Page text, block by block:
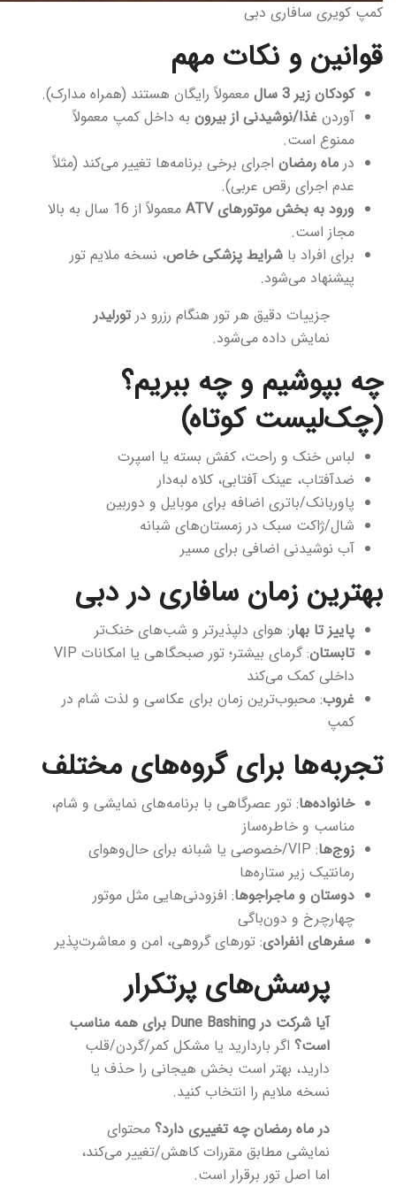
کمپ کویری سافاری دبی
قوانین و نکات مهم
کودکان زیر 3 سال
معمولاً رایگان هستند (همراه مدارک).
آوردن غذا/نوشیدنی از بیرون به داخل کمپ معمولاً
ممنوع است.
در ماه رمضان اجرای برخی برنامه‌ها تغییر می‌کند (مثلاً
عدم اجرای رقص عربی).
ورود به بخش موتورهای ATV
معمولاً از 16 سال به بالا
مجاز است.
برای افراد با شرایط پزشکی خاص، نسخه ملایم تور
پیشنهاد می‌شود.
جزییات دقیق هر تور هنگام رزرو در تورلیدر
نمایش داده می‌شود.
چه بپوشیم و چه ببریم؟
(چک‌لیست کوتاه)
لباس خنک و راحت، کفش بسته یا اسپرت
ضدآفتاب، عینک آفتابی، کلاه لبه‌دار
پاوربانک/باتری اضافه برای موبایل و دوربین
شال/ژاکت سبک در زمستان‌های شبانه
آب نوشیدنی اضافی برای مسیر
بهترین زمان سافاری در دبی
پاییز تا بهار: هوای دلپذیرتر و شب‌های خنک‌تر
تابستان
: گرمای بیشتر؛ تور صبحگاهی یا امکانات VIP
داخلی کمک می‌کند
غروب: محبوب‌ترین زمان برای عکاسی و لذت شام در
کمپ
تجربه‌ها برای گروه‌های مختلف
خانواده‌ها: تور عصرگاهی با برنامه‌های نمایشی و شام،
مناسب و خاطره‌ساز
زوج‌ها
: VIP/خصوصی یا شبانه برای حال‌وهوای
رمانتیک زیر ستاره‌ها
دوستان و ماجراجوها: افزودنی‌هایی مثل موتور
چهارچرخ و دون‌باگی
سفرهای انفرادی: تورهای گروهی، امن و معاشرت‌پذیر
پرسش‌های پرتکرار
آیا شرکت در Dune Bashing برای همه مناسب
است؟ اگر باردارید یا مشکل کمر/گردن/قلب
دارید، بهتر است بخش هیجانی را حذف یا
نسخه ملایم را انتخاب کنید.
در ماه رمضان چه تغییری دارد؟ محتوای
نمایشی مطابق مقررات کاهش/تغییر می‌کند،
اما اصل تور برقرار است.